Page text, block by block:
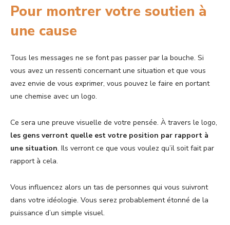
Pour montrer votre soutien à
une cause
Tous les messages ne se font pas passer par la bouche. Si
vous avez un ressenti concernant une situation et que vous
avez envie de vous exprimer, vous pouvez le faire en portant
une chemise avec un logo.
Ce sera une preuve visuelle de votre pensée. À travers le logo,
les gens verront quelle est votre position par rapport à
une situation. Ils verront ce que vous voulez qu’il soit fait par
rapport à cela.
Vous influencez alors un tas de personnes qui vous suivront
dans votre idéologie. Vous serez probablement étonné de la
puissance d’un simple visuel.